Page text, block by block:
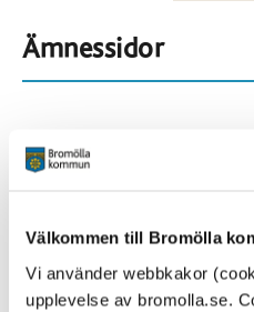
Välkommen till Bromölla
Vi använder webbkakor
upplevelse av bromolla.se.
Ämnessidor
Alla platser